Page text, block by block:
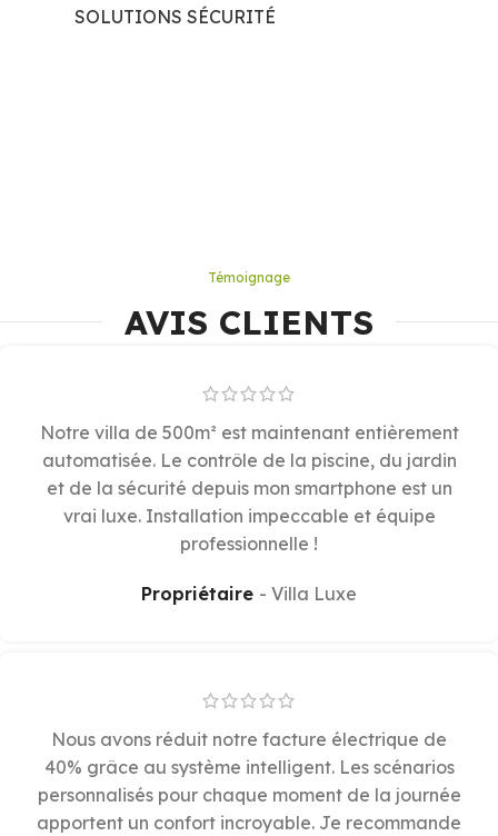
SOLUTIONS SÉCURITÉ
Témoignage
AVIS CLIENTS
Notre villa de 500m² est maintenant entièrement
automatisée. Le contrôle de la piscine, du jardin
et de la sécurité depuis mon smartphone est un
vrai luxe. Installation impeccable et équipe
professionnelle !
Propriétaire Villa Luxe
Nous avons réduit notre facture électrique de
40% grâce au système intelligent. Les scénarios
personnalisés pour chaque moment de la journée
apportent un confort incroyable. Je recommande